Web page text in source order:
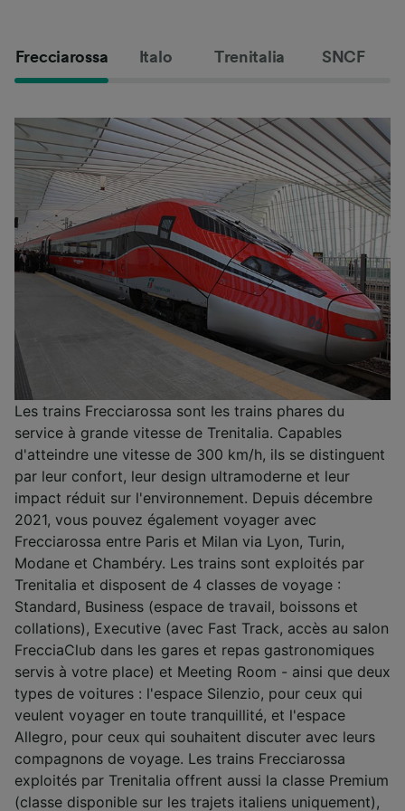
Frecciarossa Italo Trenitalia SNCF
Les trains Frecciarossa sont les trains phares du
service à grande vitesse de Trenitalia. Capables
d'atteindre une vitesse de 300 km/h, ils se distinguent
par leur confort, leur design ultramoderne et leur
impact réduit sur l'environnement. Depuis décembre
2021, vous pouvez également voyager avec
Frecciarossa entre Paris et Milan via Lyon, Turin,
Modane et Chambéry. Les trains sont exploités par
Trenitalia et disposent de 4 classes de voyage :
Standard, Business (espace de travail, boissons et
collations), Executive (avec Fast Track, accès au salon
FrecciaClub dans les gares et repas gastronomiques
servis à votre place) et Meeting Room - ainsi que deux
types de voitures : l'espace Silenzio, pour ceux qui
veulent voyager en toute tranquillité, et l'espace
Allegro, pour ceux qui souhaitent discuter avec leurs
compagnons de voyage. Les trains Frecciarossa
exploités par Trenitalia offrent aussi la classe Premium
(classe disponible sur les trajets italiens uniquement),